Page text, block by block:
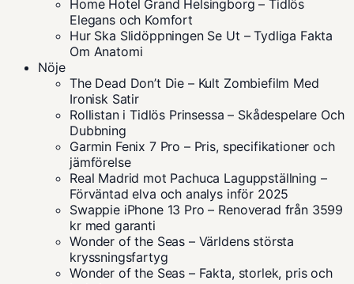
Home Hotel Grand Helsingborg – Tidlös
Elegans och Komfort
Hur Ska Slidöppningen Se Ut – Tydliga Fakta
Om Anatomi
Nöje
The Dead Don’t Die – Kult Zombiefilm Med
Ironisk Satir
Rollistan i Tidlös Prinsessa – Skådespelare Och
Dubbning
Garmin Fenix 7 Pro – Pris, specifikationer och
jämförelse
Real Madrid mot Pachuca Laguppställning –
Förväntad elva och analys inför 2025
Swappie iPhone 13 Pro – Renoverad från 3599
kr med garanti
Wonder of the Seas – Världens största
kryssningsfartyg
Wonder of the Seas – Fakta, storlek, pris och